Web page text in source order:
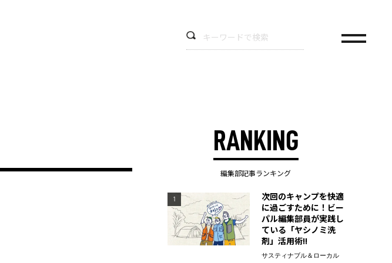
RANKING
編集部記事ランキング
1
次回のキャンプを快適
に過ごすために！ビー
パル編集部員が実践し
ている「ヤシノミ洗
剤」活用術!!
サスティナブル＆ローカル